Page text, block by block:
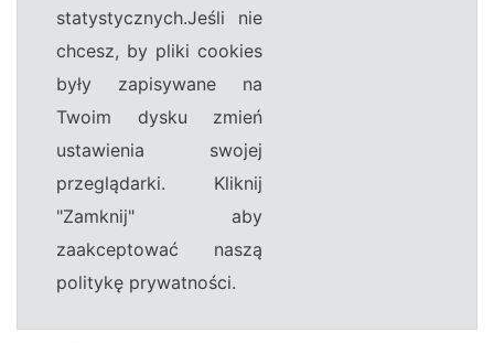
statystycznych.Jeśli nie
chcesz, by pliki cookies
były zapisywane na
Twoim dysku zmień
ustawienia swojej
przeglądarki. Kliknij
"Zamknij" aby
zaakceptować naszą
politykę prywatności.